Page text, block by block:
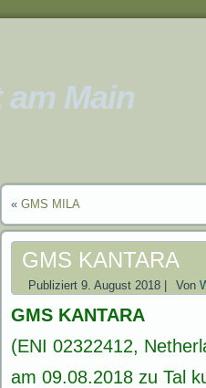
Main
« GMS MILA
GMS KANTARA
Publiziert 9. August 2018 Von
GMS KANTARA
(ENI 02322412,
am 09.08.2018 zu Tal